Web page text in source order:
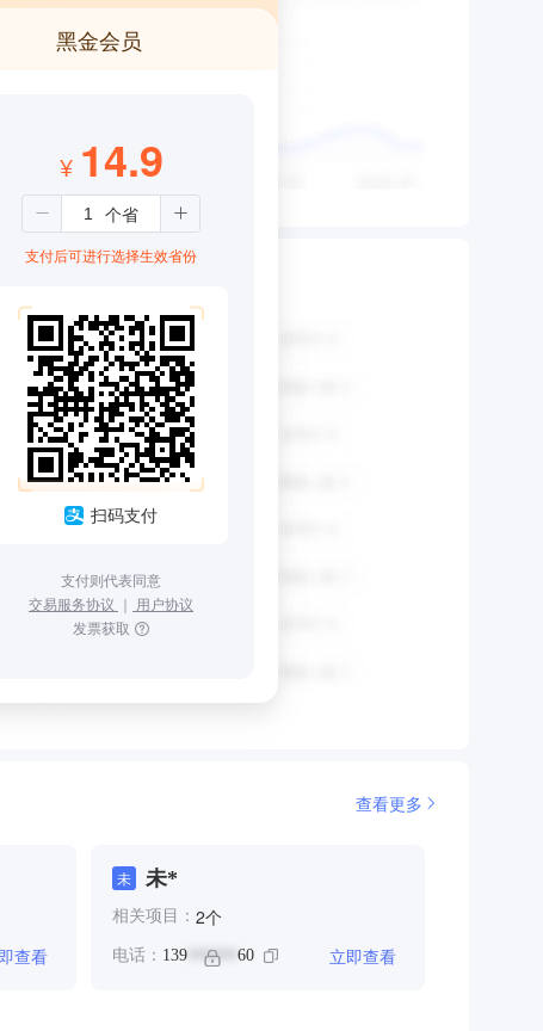
黑金会员
¥ 14.9
支付后可进行选择生效省份
扫码支付
支付则代表同意
交易服务协议 ｜ 用户协议
发票获取
查看更多
查看
未 未*
相关项目： 2个
电话： 139****** 60 立即查看